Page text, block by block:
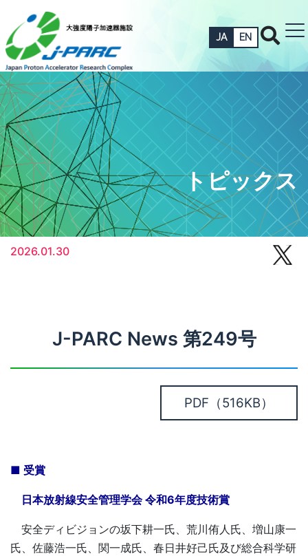
JA EN
トピックス
2026.01.30
J-PARC News 第249号
PDF （516KB）
■ 受賞
日本放射線安全管理学会 令和6年度技術賞
安全ディビジョンの坂下耕一氏、荒川侑人氏、増山康一
氏、佐藤浩一氏、関一成氏、春日井好己氏及び総合科学研